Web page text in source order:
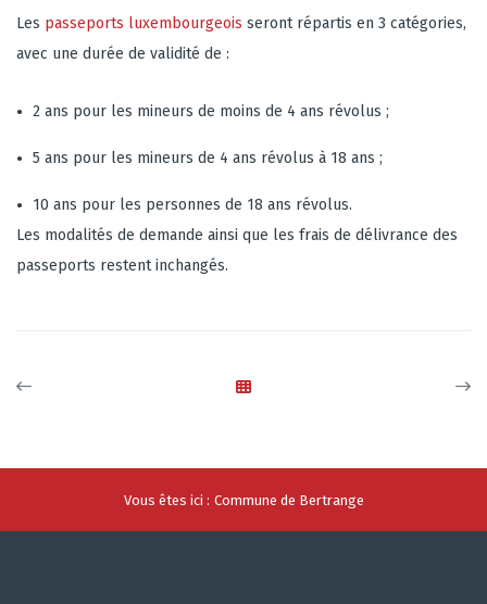
Les passeports luxembourgeois seront répartis en 3 catégories,
avec une durée de validité de :
2 ans pour les mineurs de moins de 4 ans révolus ;
5 ans pour les mineurs de 4 ans révolus à 18 ans ;
10 ans pour les personnes de 18 ans révolus.
Les modalités de demande ainsi que les frais de délivrance des
passeports restent inchangés.
Vous êtes ici : Commune de Bertrange